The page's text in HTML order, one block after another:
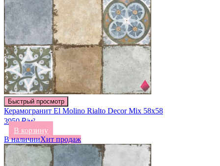
Быстрый просмотр
Керамогранит El Molino Rialto Decor Mix 58х58
3950 ₽/м²
В корзину
В наличииХит продаж